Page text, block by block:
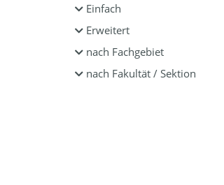
Einfach
Erweitert
nach Fachgebiet
nach Fakultät / Sektion